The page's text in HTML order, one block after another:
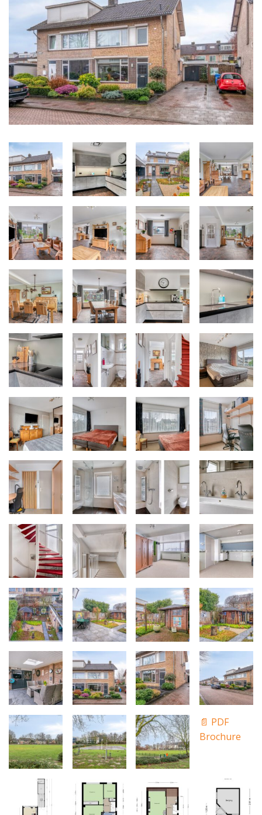
📄 PDF
Brochure